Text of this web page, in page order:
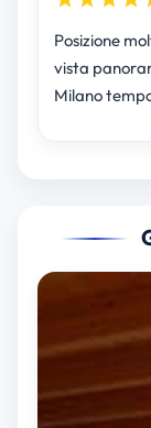
Posizione
vista
Milano